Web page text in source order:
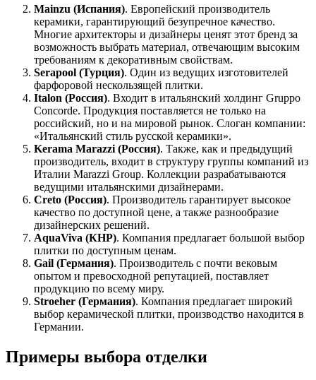
Mainzu (Испания). Европейский производитель
керамики, гарантирующий безупречное качество.
Многие архитекторы и дизайнеры ценят этот бренд за
возможность выбрать материал, отвечающим высоким
требованиям к декоративным свойствам.
Serapool (Турция). Один из ведущих изготовителей
фарфоровой нескользящей плитки.
Italon (Россия). Входит в итальянский холдинг Gruppo
Concorde. Продукция поставляется не только на
российский, но и на мировой рынок. Слоган компании:
«Итальянский стиль русской керамики».
Kerama Marazzi (Россия). Также, как и предыдущий
производитель, входит в структуру группы компаний из
Италии Marazzi Group. Коллекции разрабатываются
ведущими итальянскими дизайнерами.
Creto (Россия). Производитель гарантирует высокое
качество по доступной цене, а также разнообразие
дизайнерских решений.
AquaViva (КНР). Компания предлагает большой выбор
плитки по доступным ценам.
Gail (Германия). Производитель с почти вековым
опытом и превосходной репутацией, поставляет
продукцию по всему миру.
Stroeher (Германия). Компания предлагает широкий
выбор керамической плитки, производство находится в
Германии.
Примеры выбора отделки